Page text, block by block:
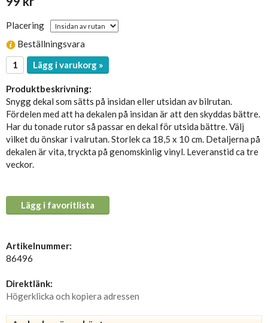
Placering
Beställningsvara
Lägg i varukorg »
Produktbeskrivning:
Snygg dekal som sätts på insidan eller utsidan av bilrutan.
Fördelen med att ha dekalen på insidan är att den skyddas bättre.
Har du tonade rutor så passar en dekal för utsida bättre. Välj
vilket du önskar i valrutan. Storlek ca 18,5 x 10 cm. Detaljerna på
dekalen är vita, tryckta på genomskinlig vinyl. Leveranstid ca tre
veckor.
Lägg i favoritlista
Artikelnummer:
86496
Direktlänk:
Högerklicka och kopiera adressen